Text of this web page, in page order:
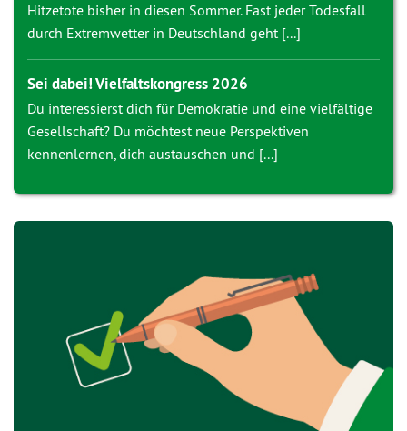
Hitzetote bisher in diesen Sommer. Fast jeder Todesfall
durch Extremwetter in Deutschland geht [...]
Sei dabei! Vielfaltskongress 2026
Du interessierst dich für Demokratie und eine vielfältige
Gesellschaft? Du möchtest neue Perspektiven
kennenlernen, dich austauschen und [...]